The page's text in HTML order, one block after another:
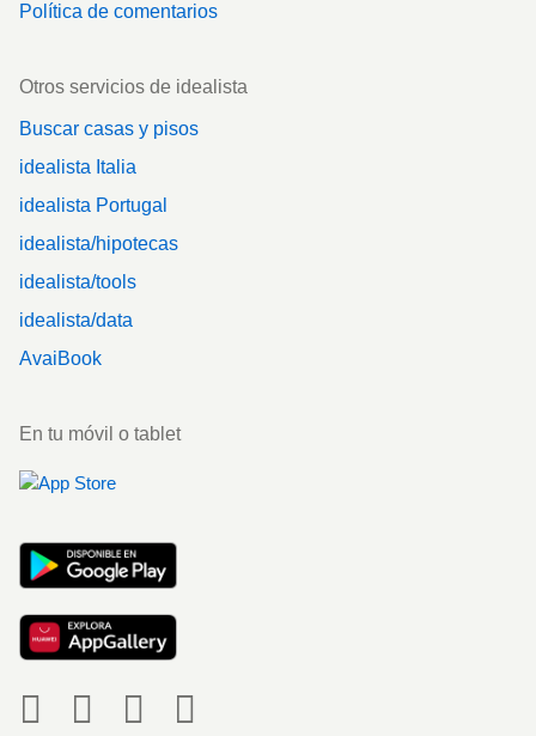
Política de comentarios
Otros servicios de idealista
Buscar casas y pisos
idealista Italia
idealista Portugal
idealista/hipotecas
idealista/tools
idealista/data
AvaiBook
En tu móvil o tablet